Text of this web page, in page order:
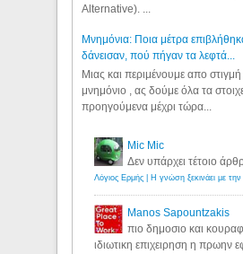
Alternative). ...
Μνημόνια: Ποια μέτρα
δάνεισαν, πού πήγαν τα λεφτά...
Μιας και περιμένουμε απο
μνημόνιο , ας δούμε όλα τα
προηγούμενα μέχρι τώρα...
Mic Mic
Δεν υπάρχει τέτοιο
Manos Sapountzakis
πιο δημοσιο και
ιδιωτικη επιχειρηση η πρωην